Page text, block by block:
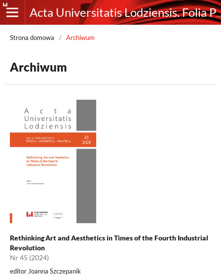
Acta Universitatis Lodziensis. Folia Philosophica. Ethica-Aesthetica-Practica
Strona domowa / Archiwum
Archiwum
Rethinking Art and Aesthetics in Times of the Fourth Industrial
Revolution
Nr 45 (2024)
editor Joanna Szczepanik